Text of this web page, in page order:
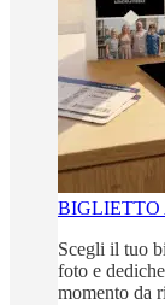
BIGLIETTO
Scegli il tuo
foto e
momento da